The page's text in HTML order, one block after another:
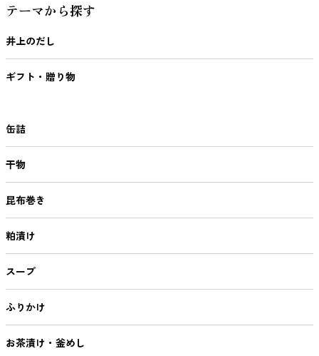
テーマから探す
井上のだし
ギフト・贈り物
缶詰
干物
昆布巻き
粕漬け
スープ
ふりかけ
お茶漬け・釜めし